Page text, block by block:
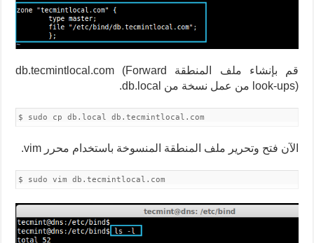
قم بإنشاء ملف المنطقة db.tecmintlocal.com (Forward
look-ups) من عمل نسخة من db.local.
$ sudo cp db.local db.tecmintlocal.com
الآن فتح وتحرير ملف المنطقة المنسوخة باستخدام محرر vim.
$ sudo vim db.tecmintlocal.com